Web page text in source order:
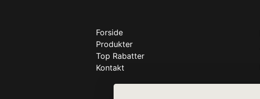
Forside
Produkter
Top Rabatter
Kontakt